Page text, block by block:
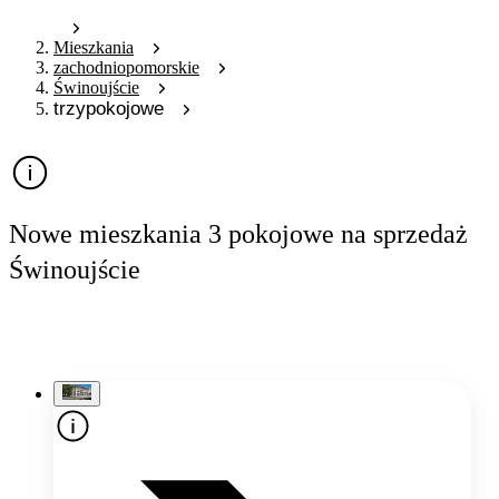
Mieszkania
zachodniopomorskie
Świnoujście
trzypokojowe
Nowe mieszkania 3 pokojowe na sprzedaż
Świnoujście